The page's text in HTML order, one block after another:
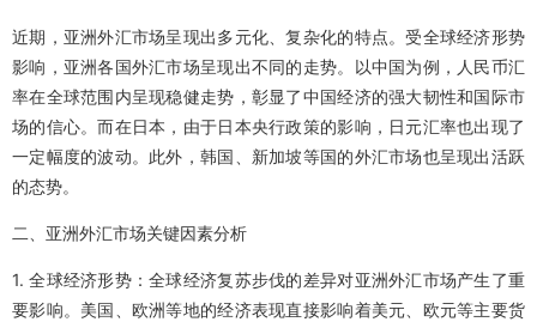
近期，亚洲外汇市场呈现出多元化、复杂化的特点。受全球经济形势
影响，亚洲各国外汇市场呈现出不同的走势。以中国为例，人民币汇
率在全球范围内呈现稳健走势，彰显了中国经济的强大韧性和国际市
场的信心。而在日本，由于日本央行政策的影响，日元汇率也出现了
一定幅度的波动。此外，韩国、新加坡等国的外汇市场也呈现出活跃
的态势。
二、亚洲外汇市场关键因素分析
1. 全球经济形势：全球经济复苏步伐的差异对亚洲外汇市场产生了重
要影响。美国、欧洲等地的经济表现直接影响着美元、欧元等主要货